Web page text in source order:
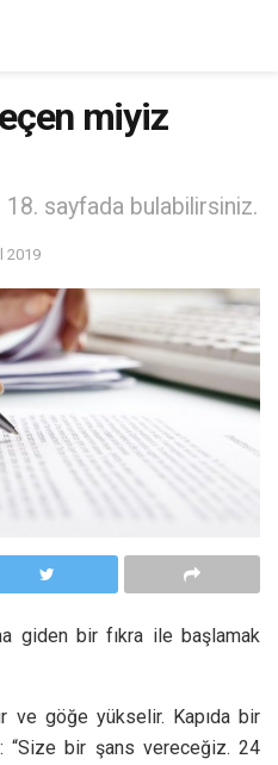
miyiz
18. sayfada bulabilirsiniz.
2019
giden bir fıkra ile başlamak
ve göğe yükselir. Kapıda bir
“Size bir şans vereceğiz. 24